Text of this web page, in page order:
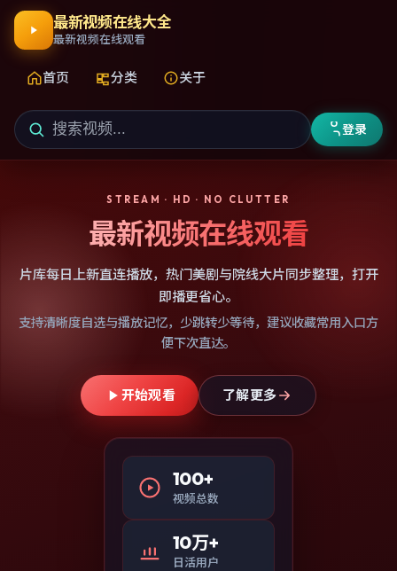
最新视频在线大全
最新视频在线观看
首页 分类 关于
登录
STREAM · HD · NO CLUTTER
最新视频在线观看
片库每日上新直连播放，热门美剧与院线大片同步整理，打开
即播更省心。
支持清晰度自选与播放记忆，少跳转少等待，建议收藏常用入口方
便下次直达。
开始观看 了解更多
100+
视频总数
10万+
日活用户